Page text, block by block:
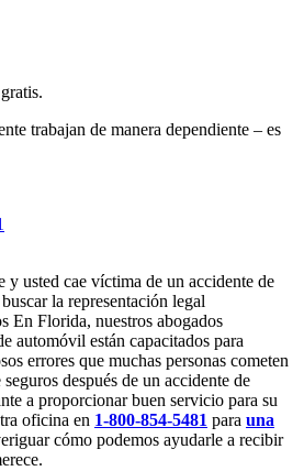
trabajan de manera dependiente – es
y usted cae víctima de un accidente de
la representación legal
En Florida, nuestros abogados
automóvil están capacitados para
errores que muchas personas cometen
después de un accidente de
a proporcionar buen servicio para su
oficina en 1-800-854-5481 para una
cómo podemos ayudarle a recibir